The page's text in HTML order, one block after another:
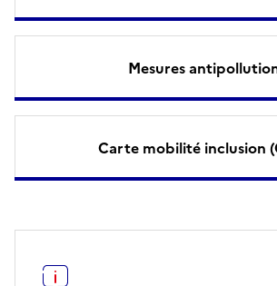
Mesures
Carte mobilité inclusion